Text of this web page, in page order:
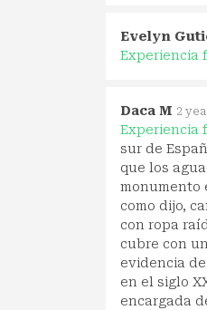
Evelyn
Experiencia
Daca M 2
Experiencia
sur de
que los
monumento
como dijo,
con ropa
cubre con
evidencia
en el siglo
encargada